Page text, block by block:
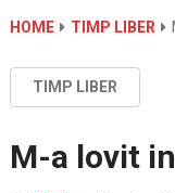
HOME TIMP LIBER
TIMP LIBER
M-a lovit